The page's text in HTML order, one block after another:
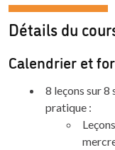
Détails du
Calendrier et
8 leçons sur
pratique :